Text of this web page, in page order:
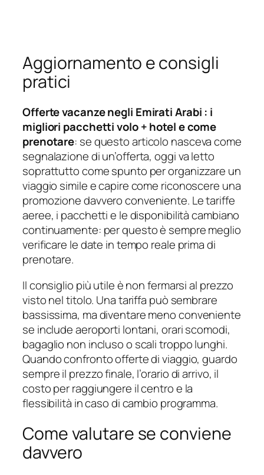
Aggiornamento e consigli
pratici
Offerte vacanze negli Emirati Arabi : i
migliori pacchetti volo + hotel e come
prenotare: se questo articolo nasceva come
segnalazione di un’offerta, oggi va letto
soprattutto come spunto per organizzare un
viaggio simile e capire come riconoscere una
promozione davvero conveniente. Le tariffe
aeree, i pacchetti e le disponibilità cambiano
continuamente: per questo è sempre meglio
verificare le date in tempo reale prima di
prenotare.
Il consiglio più utile è non fermarsi al prezzo
visto nel titolo. Una tariffa può sembrare
bassissima, ma diventare meno conveniente
se include aeroporti lontani, orari scomodi,
bagaglio non incluso o scali troppo lunghi.
Quando confronto offerte di viaggio, guardo
sempre il prezzo finale, l’orario di arrivo, il
costo per raggiungere il centro e la
flessibilità in caso di cambio programma.
Come valutare se conviene
davvero